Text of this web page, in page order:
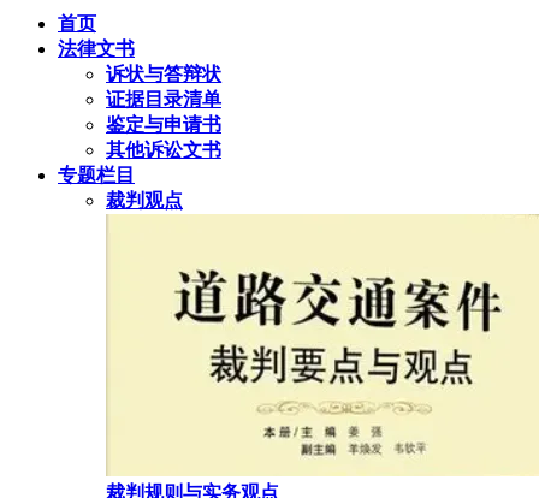
首页
法律文书
诉状与答辩状
证据目录清单
鉴定与申请书
其他诉讼文书
专题栏目
裁判观点
裁判规则与实务观点